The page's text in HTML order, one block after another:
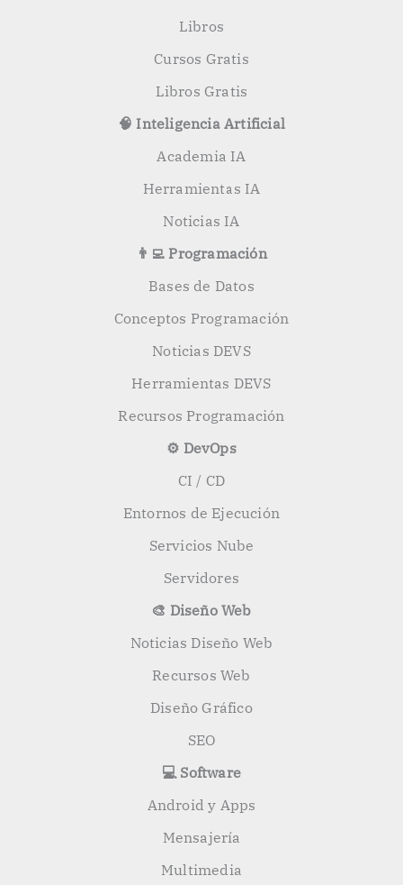
Libros
Cursos Gratis
Libros Gratis
🧠 Inteligencia Artificial
Academia IA
Herramientas IA
Noticias IA
👨‍💻 Programación
Bases de Datos
Conceptos Programación
Noticias DEVS
Herramientas DEVS
Recursos Programación
⚙️ DevOps
CI / CD
Entornos de Ejecución
Servicios Nube
Servidores
🎨 Diseño Web
Noticias Diseño Web
Recursos Web
Diseño Gráfico
SEO
💻 Software
Android y Apps
Mensajería
Multimedia